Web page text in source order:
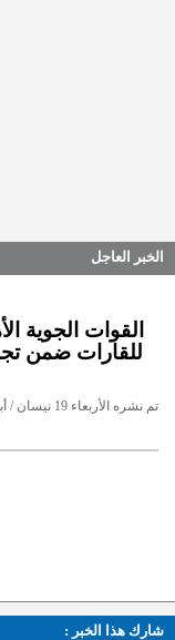
الخبر العاجل
القوات الجوية
للقارات ضمن
تم نشره الأربعاء 19 نيسان / أبريل 2023 06:41 مساءً
شارك هذا الخبر :